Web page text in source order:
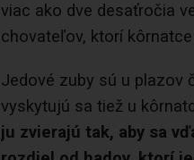
viac ako dve desaťročia
chovateľov, ktorí
Jedové zuby sú u plazov
vyskytujú sa tiež u
ju zvierajú tak, aby sa